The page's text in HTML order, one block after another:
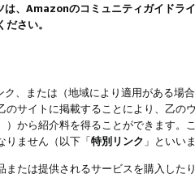
、Amazonのコミュニティガイドラ
さい。
、または（地域により適用がある場合
のサイトに掲載することにより、乙
）から紹介料を得ることができます。
りません（以下「特別リンク 」といい
たは提供されるサービスを購入した